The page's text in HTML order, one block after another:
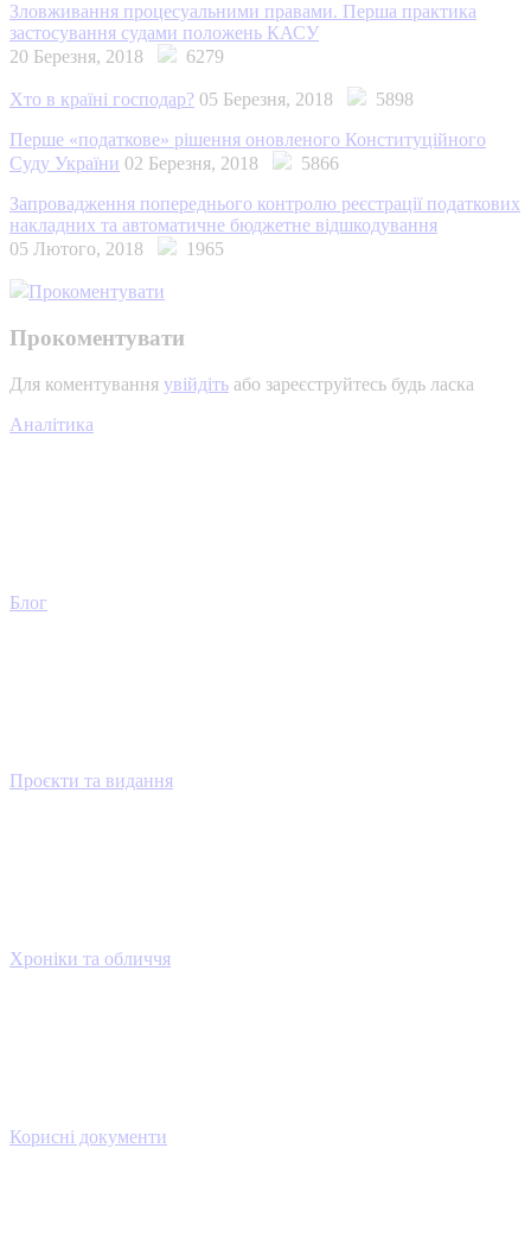
Зловживання процесуальними правами. Перша практика
застосування судами положень КАСУ
20 Березня, 2018
6279
Хто в країні господар? 05 Березня, 2018
5898
Перше «податкове» рішення оновленого Конституційного
Суду України 02 Березня, 2018
5866
Запровадження попереднього контролю реєстрації податкових
накладних та автоматичне бюджетне відшкодування
05 Лютого, 2018
1965
Прокоментувати
Прокоментувати
Для коментування увійдіть або зареєструйтесь будь ласка
Аналітика
Блог
Проєкти та видання
Хроніки та обличчя
Корисні документи